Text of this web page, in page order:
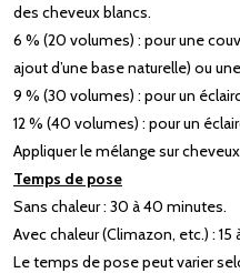
des cheveux blancs.
6 % (20 volumes) : pour une
ajout d’une base naturelle) ou
9 % (30 volumes) : pour un
12 % (40 volumes) : pour un
Appliquer le mélange sur
Temps de pose
Sans chaleur : 30 à 40 minutes.
Avec chaleur (Climazon, etc.) : 15
Le temps de pose peut varier